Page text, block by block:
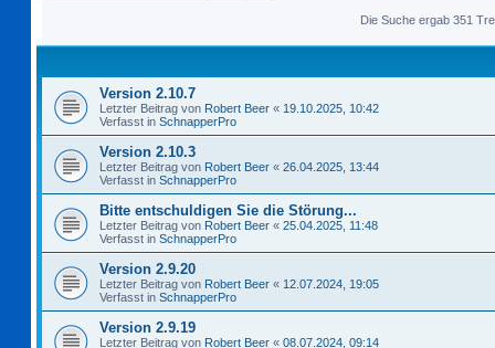
Die Suche ergab 351
Version 2.10.7
Letzter Beitrag von Robert Beer « 19.10.2025, 10:42
Verfasst in SchnapperPro
Version 2.10.3
Letzter Beitrag von Robert Beer « 26.04.2025, 13:44
Verfasst in SchnapperPro
Bitte entschuldigen Sie die Störung...
Letzter Beitrag von Robert Beer « 25.04.2025, 11:48
Verfasst in SchnapperPro
Version 2.9.20
Letzter Beitrag von Robert Beer « 12.07.2024, 19:05
Verfasst in SchnapperPro
Version 2.9.19
Letzter Beitrag von Robert Beer « 08.07.2024, 09:14